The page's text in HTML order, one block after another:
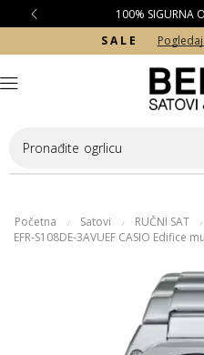
100% SIGURNA
S A L E
Pronađite ogrlicu
Početna / Satovi / RUČNI SAT /
EFR-S108DE-3AVUEF CASIO Edifice